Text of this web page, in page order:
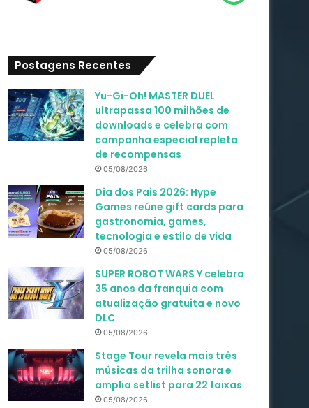
Postagens Recentes
Yu-Gi-Oh! MASTER DUEL
ultrapassa 100 milhões de
downloads e celebra com
campanha especial repleta
de recompensas
05/08/2026
Dia dos Pais 2026: Hype
Games reúne gift cards para
gastronomia, games,
tecnologia e estilo de vida
05/08/2026
SUPER ROBOT WARS Y celebra
35 anos da franquia com
atualização gratuita e novo
DLC
05/08/2026
Stage Tour revela mais três
músicas da trilha sonora e
amplia setlist para 22 faixas
05/08/2026